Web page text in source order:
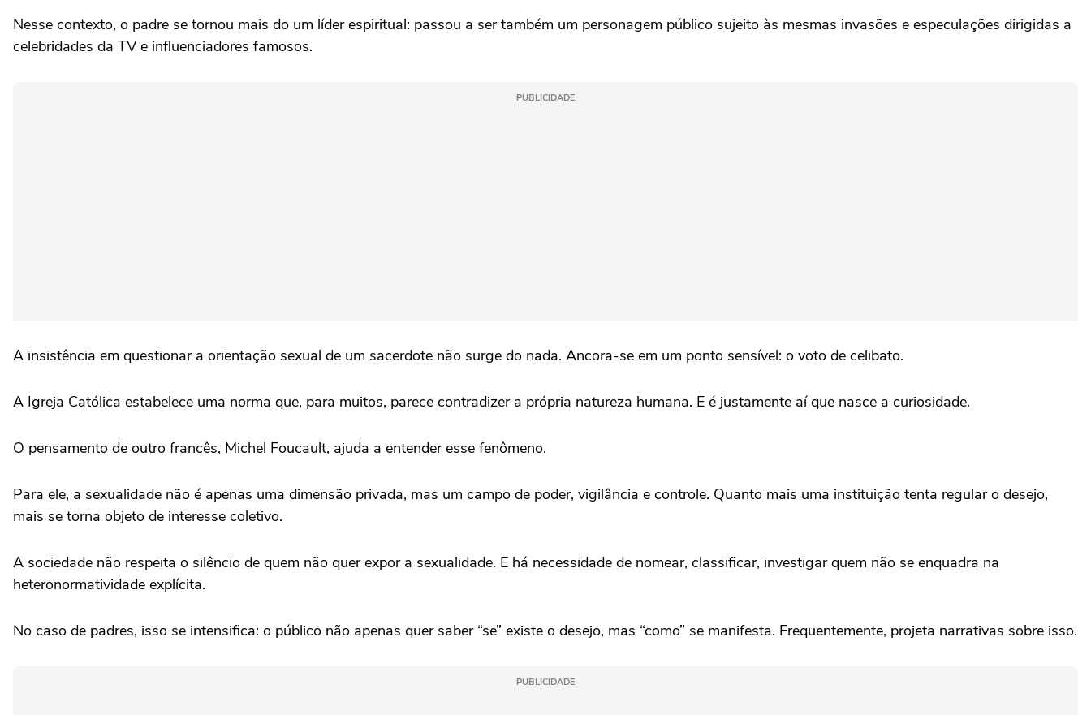
Nesse contexto, o padre se tornou mais do um líder espiritual: passou a ser também um personagem público sujeito às mesmas invasões e especulações dirigidas a
celebridades da TV e influenciadores famosos.
PUBLICIDADE
A insistência em questionar a orientação sexual de um sacerdote não surge do nada. Ancora-se em um ponto sensível: o voto de celibato.
A Igreja Católica estabelece uma norma que, para muitos, parece contradizer a própria natureza humana. E é justamente aí que nasce a curiosidade.
O pensamento de outro francês, Michel Foucault, ajuda a entender esse fenômeno.
Para ele, a sexualidade não é apenas uma dimensão privada, mas um campo de poder, vigilância e controle. Quanto mais uma instituição tenta regular o desejo,
mais se torna objeto de interesse coletivo.
A sociedade não respeita o silêncio de quem não quer expor a sexualidade. E há necessidade de nomear, classificar, investigar quem não se enquadra na
heteronormatividade explícita.
No caso de padres, isso se intensifica: o público não apenas quer saber “se” existe o desejo, mas “como” se manifesta. Frequentemente, projeta narrativas sobre isso.
PUBLICIDADE